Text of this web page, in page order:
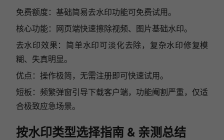
免费额度：基础简易去水印功能可免费试用。
核心功能：网页端快速擦除视频、图片基础水印。
去水印效果：简单水印可淡化去除，复杂水印修复模
糊、失真明显。
优点：操作极简，无需注册即可快速试用。
短板：频繁弹窗引导下载客户端，功能阉割严重，仅适
合极致应急场景。
按水印类型选择指南 & 亲测总结